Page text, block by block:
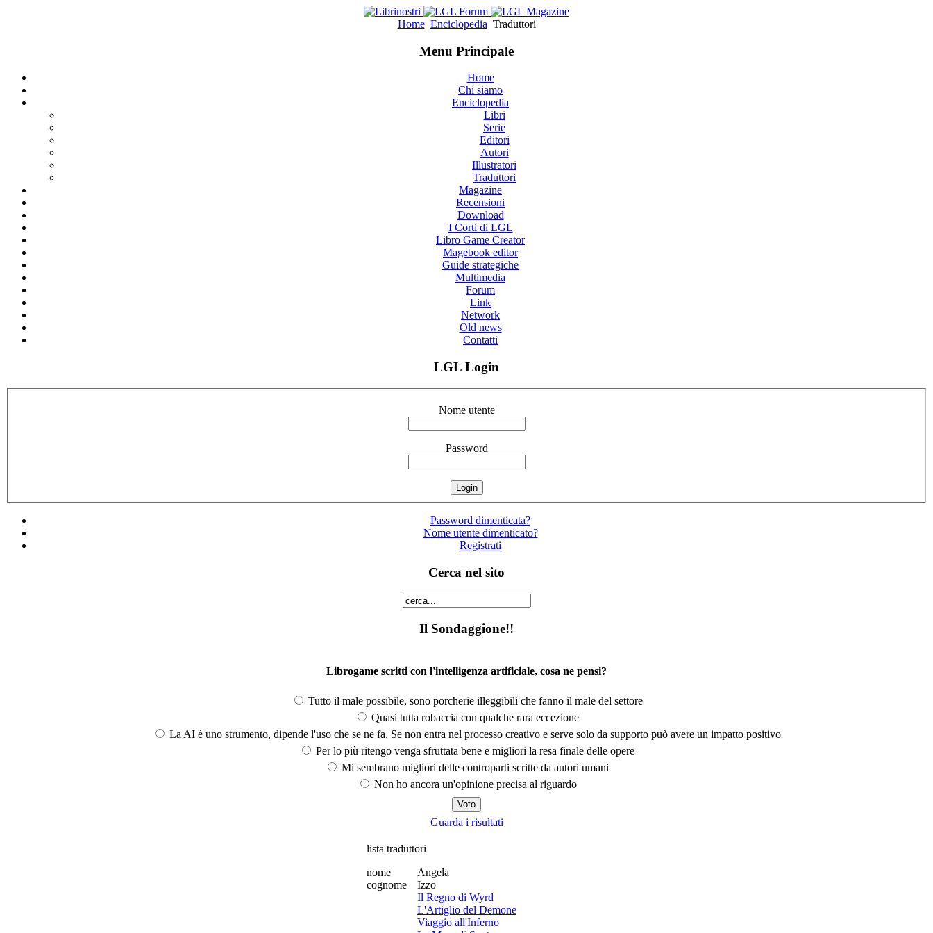
Home Enciclopedia Traduttori
Menu Principale
Home
Chi siamo
Enciclopedia
Libri
Serie
Editori
Autori
Illustratori
Traduttori
Magazine
Recensioni
Download
I Corti di LGL
Libro Game Creator
Magebook editor
Guide strategiche
Multimedia
Forum
Link
Network
Old news
Contatti
LGL Login
Nome utente
Password
Password dimenticata?
Nome utente dimenticato?
Registrati
Cerca nel sito
Il Sondaggione!!
Librogame scritti con l'intelligenza artificiale, cosa ne pensi?
Tutto il male possibile, sono porcherie illeggibili che fanno il male del settore
Quasi tutta robaccia con qualche rara eccezione
La AI è uno strumento, dipende l'uso che se ne fa. Se non entra nel processo creativo e serve solo da supporto può avere un impatto positivo
Per lo più ritengo venga sfruttata bene e migliori la resa finale delle opere
Mi sembrano migliori delle controparti scritte da autori umani
Non ho ancora un'opinione precisa al riguardo
Guarda i risultati
lista traduttori
nome
Angela
cognome
Izzo
Il Regno di Wyrd
L'Artiglio del Demone
Viaggio all'Inferno